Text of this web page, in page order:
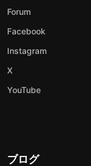
Forum
Facebook
Instagram
X
YouTube
ブログ